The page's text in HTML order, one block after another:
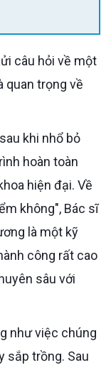
quan trọng về
hoàn toàn
hiện đại. Về
không", Bác sĩ
là một kỹ
công rất cao
sâu với
sắp trồng. Sau